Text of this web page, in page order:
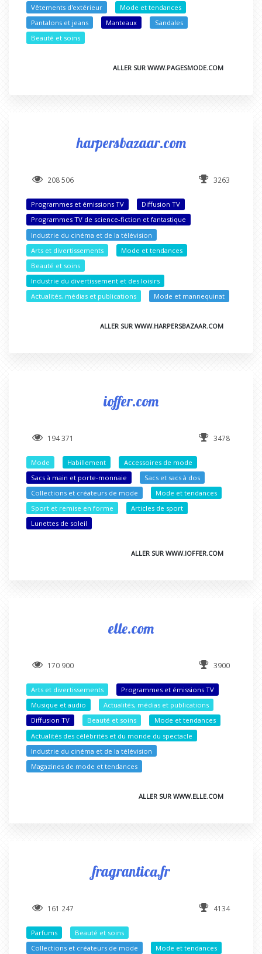
Vêtements d'extérieur
Mode et tendances
Pantalons et jeans
Manteaux
Sandales
Beauté et soins
ALLER SUR WWW.PAGESMODE.COM
harpersbazaar.com
208 506 3263
Programmes et émissions TV
Diffusion TV
Programmes TV de science-fiction et fantastique
Industrie du cinéma et de la télévision
Arts et divertissements
Mode et tendances
Beauté et soins
Industrie du divertissement et des loisirs
Actualités, médias et publications
Mode et mannequinat
ALLER SUR WWW.HARPERSBAZAAR.COM
ioffer.com
194 371 3478
Mode Habillement
Accessoires de mode
Sacs à main et porte-monnaie
Sacs et sacs à dos
Collections et créateurs de mode
Mode et tendances
Sport et remise en forme
Articles de sport
Lunettes de soleil
ALLER SUR WWW.IOFFER.COM
elle.com
170 900 3900
Arts et divertissements
Programmes et émissions TV
Musique et audio
Actualités, médias et publications
Diffusion TV
Beauté et soins
Mode et tendances
Actualités des célébrités et du monde du spectacle
Industrie du cinéma et de la télévision
Magazines de mode et tendances
ALLER SUR WWW.ELLE.COM
fragrantica.fr
161 247 4134
Parfums
Beauté et soins
Collections et créateurs de mode
Mode et tendances